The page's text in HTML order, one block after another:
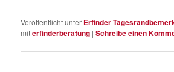
Veröffentlicht unter Erfinder
miterfinderberatung |Schreibe einen